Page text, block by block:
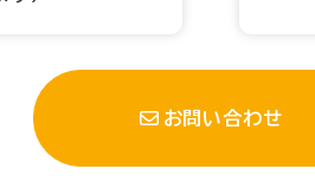
お問い合わせ